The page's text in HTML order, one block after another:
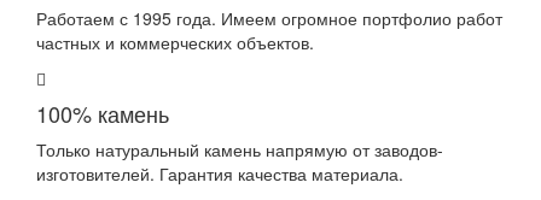
Работаем с 1995 года. Имеем огромное портфолио работ
частных и коммерческих объектов.
100% камень
Только натуральный камень напрямую от заводов-
изготовителей. Гарантия качества материала.